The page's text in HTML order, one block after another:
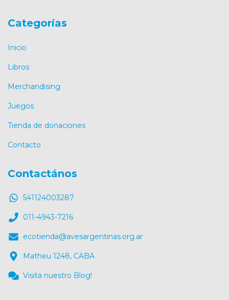
Categorías
Inicio
Libros
Merchandising
Juegos
Tienda de donaciones
Contacto
Contactános
541124003287
011-4943-7216
ecotienda@avesargentinas.org.ar
Matheu 1248, CABA
Visita nuestro Blog!